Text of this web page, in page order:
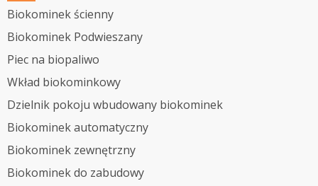
Biokominek ścienny
Biokominek Podwieszany
Piec na biopaliwo
Wkład biokominkowy
Dzielnik pokoju wbudowany biokominek
Biokominek automatyczny
Biokominek zewnętrzny
Biokominek do zabudowy